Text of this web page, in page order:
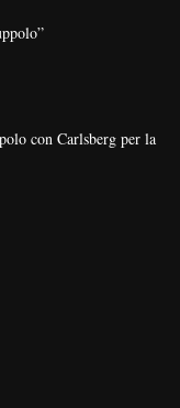
con Carlsberg per la